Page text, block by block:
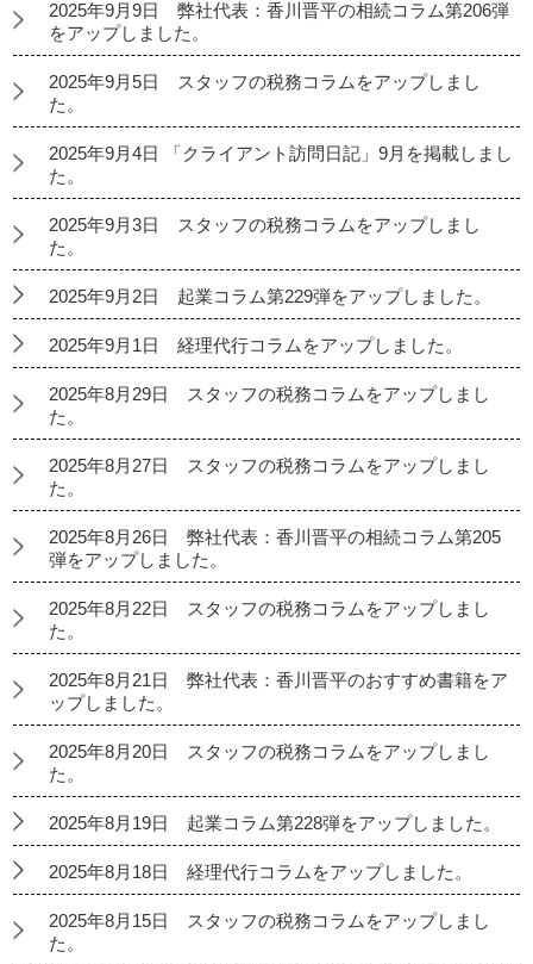
2025年9月9日 弊社代表：香川晋平の相続コラム第206弾
をアップしました。
2025年9月5日 スタッフの税務コラムをアップしまし
た。
2025年9月4日 「クライアント訪問日記」9月を掲載しまし
た。
2025年9月3日 スタッフの税務コラムをアップしまし
た。
2025年9月2日 起業コラム第229弾をアップしました。
2025年9月1日 経理代行コラムをアップしました。
2025年8月29日 スタッフの税務コラムをアップしまし
た。
2025年8月27日 スタッフの税務コラムをアップしまし
た。
2025年8月26日 弊社代表：香川晋平の相続コラム第205
弾をアップしました。
2025年8月22日 スタッフの税務コラムをアップしまし
た。
2025年8月21日 弊社代表：香川晋平のおすすめ書籍をア
ップしました。
2025年8月20日 スタッフの税務コラムをアップしまし
た。
2025年8月19日 起業コラム第228弾をアップしました。
2025年8月18日 経理代行コラムをアップしました。
2025年8月15日 スタッフの税務コラムをアップしまし
た。